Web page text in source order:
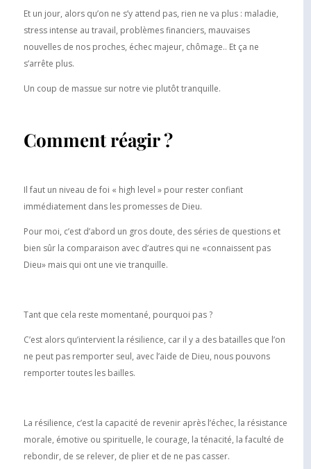
Et un jour, alors qu’on ne s’y attend pas, rien ne va plus : maladie,
stress intense au travail, problèmes financiers, mauvaises
nouvelles de nos proches, échec majeur, chômage.. Et ça ne
s’arrête plus.
Un coup de massue sur notre vie plutôt tranquille.
Comment réagir ?
Il faut un niveau de foi « high level » pour rester confiant
immédiatement dans les promesses de Dieu.
Pour moi, c’est d’abord un gros doute, des séries de questions et
bien sûr la comparaison avec d’autres qui ne «connaissent pas
Dieu» mais qui ont une vie tranquille.
Tant que cela reste momentané, pourquoi pas ?
C’est alors qu’intervient la résilience, car il y a des batailles que l’on
ne peut pas remporter seul, avec l’aide de Dieu, nous pouvons
remporter toutes les bailles.
La résilience, c’est la capacité de revenir après l’échec, la résistance
morale, émotive ou spirituelle, le courage, la ténacité, la faculté de
rebondir, de se relever, de plier et de ne pas casser.